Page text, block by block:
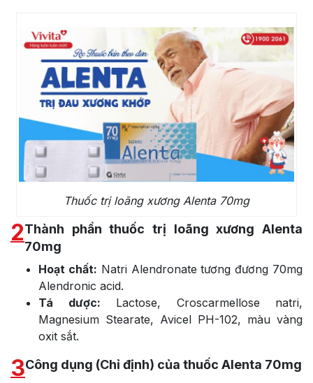
Thuốc trị loãng xương Alenta 70mg
2Thành phần thuốc trị loãng xương Alenta
70mg
Hoạt chất: Natri Alendronate tương đương 70mg
Alendronic acid.
Tá dược: Lactose, Croscarmellose natri,
Magnesium Stearate, Avicel PH-102, màu vàng
oxit sắt.
3Công dụng (Chỉ định) của thuốc Alenta 70mg